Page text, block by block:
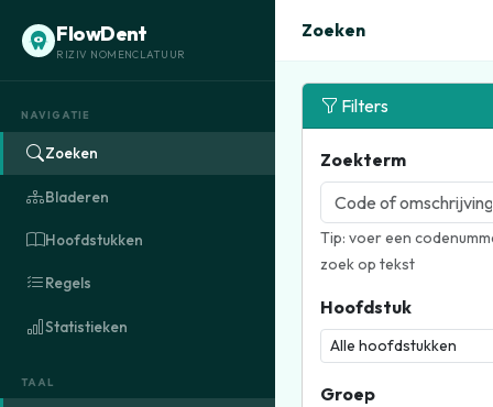
FlowDent
RIZIV NOMENCLATUUR
NAVIGATIE
Zoeken
Bladeren
Hoofdstukken
Regels
Statistieken
TAAL
Zoeken
Filters
Zoekterm
Tip: voer een
zoek op tekst
Hoofdstuk
Groep